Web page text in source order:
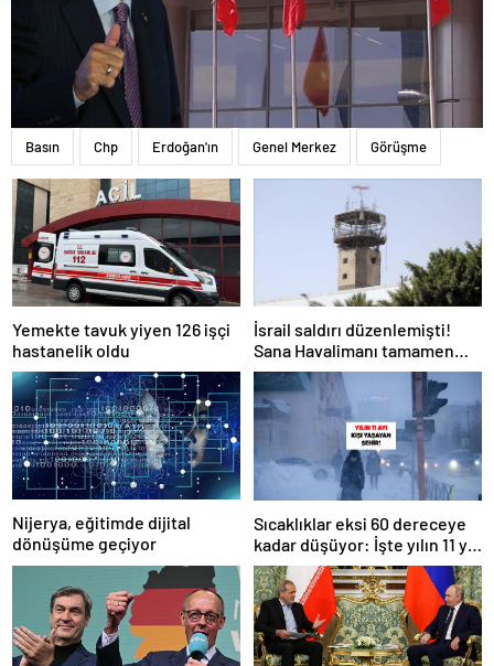
Basın Chp Erdoğan'ın Genel Merkez Görüşme
Yemekte tavuk yiyen 126 işçi
hastanelik oldu
İsrail saldırı düzenlemişti!
Sana Havalimanı tamamen
hizmet dışı kaldı
Nijerya, eğitimde dijital
dönüşüme geçiyor
Sıcaklıklar eksi 60 dereceye
kadar düşüyor: İşte yılın 11 yılı
kışı yaşayan şehir!